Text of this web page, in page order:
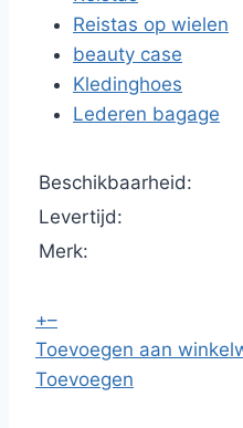
Reistas op wielen
beauty case
Kledinghoes
Lederen bagage
Beschikbaarheid:
Levertijd:
Merk:
+–
Toevoegen aan
Toevoegen